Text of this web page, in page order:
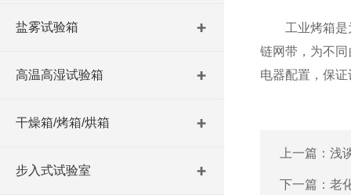
盐雾试验箱
高温高湿试验箱
干燥箱/烤箱/烘箱
步入式试验室
工业烤箱是为
链网带，为不
电器配置，保
上一篇： 浅
下一篇： 老